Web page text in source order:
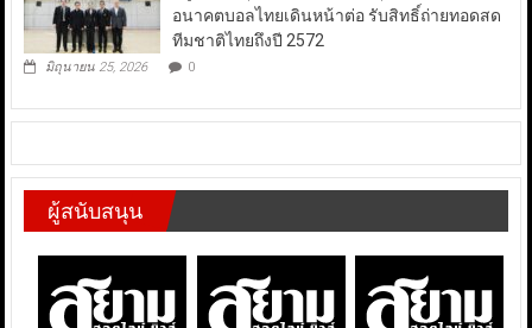
อนาคตบอลไทยเดินหน้าต่อ รับสิทธิ์ถ่ายทอดสด
ทีมชาติไทยถึงปี 2572
มิถุนายน 25, 2026 0
ผู้สนับสนุน